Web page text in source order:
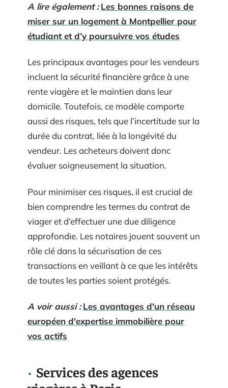
A lire également : Les bonnes raisons de
miser sur un logement à Montpellier pour
étudiant et d’y poursuivre vos études
Les principaux avantages pour les vendeurs
incluent la sécurité financière grâce à une
rente viagère et le maintien dans leur
domicile. Toutefois, ce modèle comporte
aussi des risques, tels que l’incertitude sur la
durée du contrat, liée à la longévité du
vendeur. Les acheteurs doivent donc
évaluer soigneusement la situation.
Pour minimiser ces risques, il est crucial de
bien comprendre les termes du contrat de
viager et d’effectuer une due diligence
approfondie. Les notaires jouent souvent un
rôle clé dans la sécurisation de ces
transactions en veillant à ce que les intérêts
de toutes les parties soient protégés.
A voir aussi : Les avantages d'un réseau
européen d'expertise immobilière pour
vos actifs
Services des agences